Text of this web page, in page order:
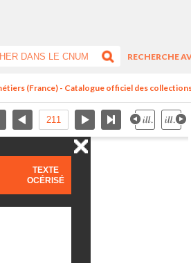
RECHERCHE
(France) - Catalogue officiel des
TEXTE
OCÉRISÉ